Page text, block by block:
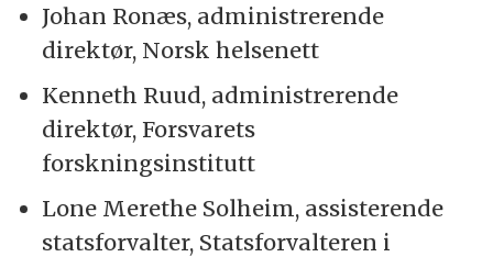
Johan Ronæs, administrerende
direktør, Norsk helsenett
Kenneth Ruud, administrerende
direktør, Forsvarets
forskningsinstitutt
Lone Merethe Solheim, assisterende
statsforvalter, Statsforvalteren i